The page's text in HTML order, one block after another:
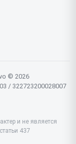
© 2026
/ 322723200028007
и не является
437